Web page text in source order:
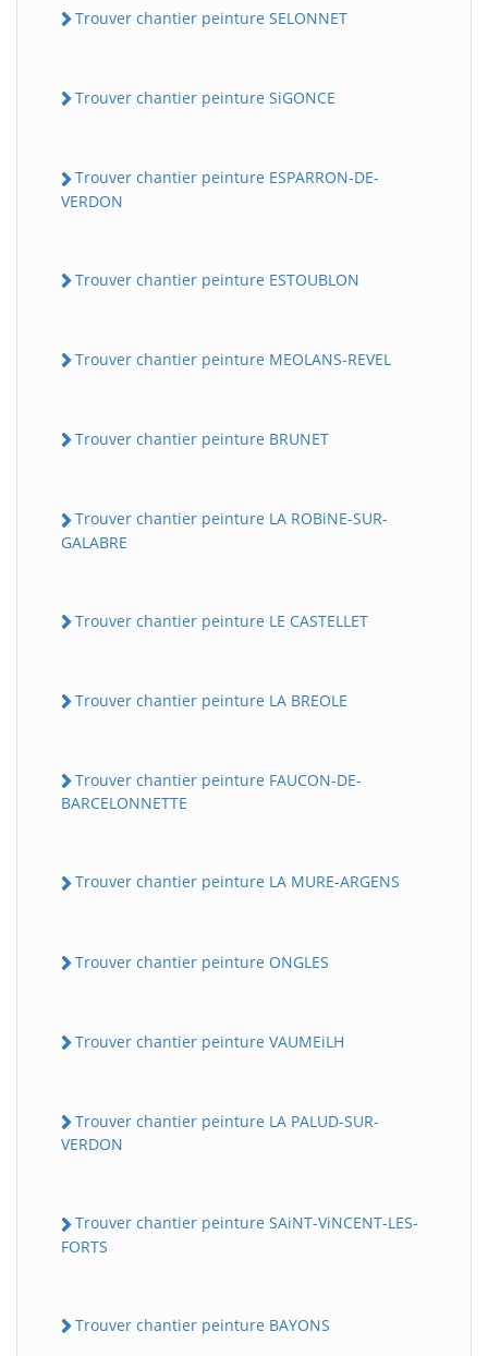
Trouver chantier peinture SELONNET
Trouver chantier peinture SiGONCE
Trouver chantier peinture ESPARRON-DE-
VERDON
Trouver chantier peinture ESTOUBLON
Trouver chantier peinture MEOLANS-REVEL
Trouver chantier peinture BRUNET
Trouver chantier peinture LA ROBiNE-SUR-
GALABRE
Trouver chantier peinture LE CASTELLET
Trouver chantier peinture LA BREOLE
Trouver chantier peinture FAUCON-DE-
BARCELONNETTE
Trouver chantier peinture LA MURE-ARGENS
Trouver chantier peinture ONGLES
Trouver chantier peinture VAUMEiLH
Trouver chantier peinture LA PALUD-SUR-
VERDON
Trouver chantier peinture SAiNT-ViNCENT-LES-
FORTS
Trouver chantier peinture BAYONS
B BatiWebPro
Assistant en ligne